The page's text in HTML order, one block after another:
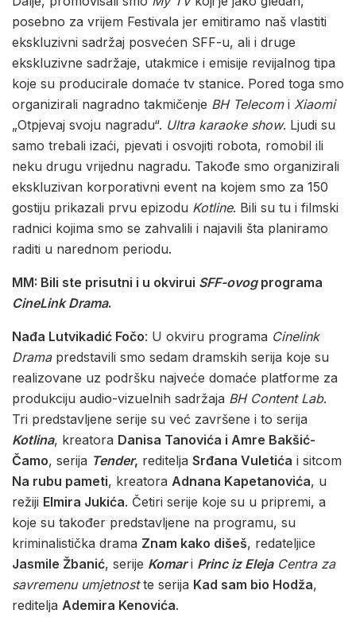
posebno za vrijem Festivala jer emitiramo naš vlastiti
ekskluzivni sadržaj posvećen SFF-u, ali i druge
ekskluzivne sadržaje, utakmice i emisije revijalnog tipa
koje su producirale domaće tv stanice. Pored toga smo
organizirali nagradno takmičenje BH Telecomi Xiaomi
„Otpjevaj svoju nagradu“. Ultra karaoke show. Ljudi su
samo trebali izaći, pjevati i osvojiti robota, romobil ili
neku drugu vrijednu nagradu. Takođe smo organizirali
ekskluzivan korporativni event na kojem smo za 150
gostiju prikazali prvu epizodu Kotline. Bili su tu i filmski
radnici kojima smo se zahvalili i najavili šta planiramo
raditi u narednom periodu.
MM: Bili ste prisutni i u okvirui SFF-ovogprograma
CineLink Drama.
Nađa Lutvikadić Fočo: U okviru programa Cinelink
Dramapredstavili smo sedam dramskih serija koje su
realizovane uz podršku najveće domaće platforme za
produkciju audio-vizuelnih sadržaja BH Content Lab.
Tri predstavljene serije su već završene i to serija
Kotlina, kreatora Danisa Tanovića i Amre Bakšić-
Čamo, serija Tender, reditelja Srđana Vuletića i sitcom
Na rubu pameti, kreatora Adnana Kapetanovića, u
režiji Elmira Jukića. Četiri serije koje su u pripremi, a
koje su također predstavljene na programu, su
kriminalistička drama Znam kako dišeš, redateljice
Jasmile Žbanić, serije Komari Princ iz Eleja Centra za
savremenu umjetnostte serija Kad sam bio Hodža,
reditelja Ademira Kenovića.